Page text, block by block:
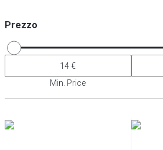
Prezzo
Min. Price